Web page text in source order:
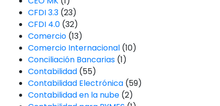
CFDI 3.3(23)
CFDI 4.0(32)
Comercio(13)
Comercio Internacional(10)
Conciliación Bancarias(1)
Contabilidad(55)
Contabilidad Electrónica(59)
Contabilidad en la nube(2)